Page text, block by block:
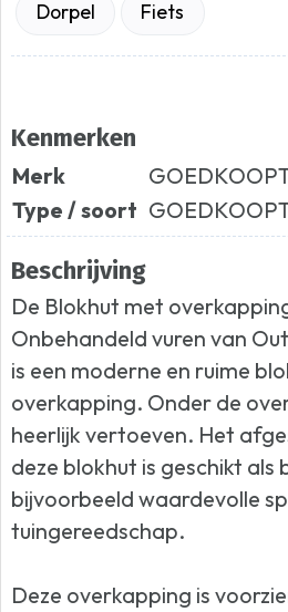
Dorpel Fiets
Kenmerken
Merk
Type / soort
Beschrijving
De Blokhut met
Onbehandeld vuren van
is een moderne en ruime
overkapping. Onder de
heerlijk vertoeven. Het
deze blokhut is geschikt
bijvoorbeeld waardevolle
tuingereedschap.
Deze overkapping is